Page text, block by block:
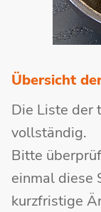
Übersicht
Die Liste der
vollständig.
Bitte
einmal diese
kurzfristige